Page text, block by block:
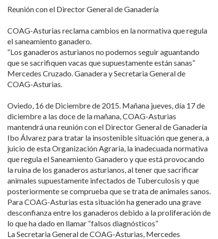
Reunión con el Director General de Ganadería
COAG-Asturias reclama cambios en la normativa que regula
el saneamiento ganadero.
“Los ganaderos asturianos no podemos seguir aguantando
que se sacrifiquen vacas que supuestamente están sanas”
Mercedes Cruzado. Ganadera y Secretaria General de
COAG-Asturias.
Oviedo, 16 de Diciembre de 2015. Mañana jueves, día 17 de
diciembre a las doce de la mañana, COAG-Asturias
mantendrá una reunión con el Director General de Ganadería
Ibo Álvarez para tratar la insostenible situación que genera, a
juicio de esta Organización Agraria, la inadecuada normativa
que regula el Saneamiento Ganadero y que está provocando
la ruina de los ganaderos asturianos, al tener que sacrificar
animales supuestamente infectados de Tuberculosis y que
posteriormente se comprueba que se trata de animales sanos.
Para COAG-Asturias esta situación ha generado una grave
desconfianza entre los ganaderos debido a la proliferación de
lo que ha dado en llamar “falsos diagnósticos”
La Secretaria General de COAG-Asturias, Mercedes